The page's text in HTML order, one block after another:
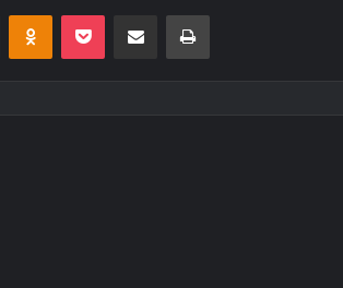
VKontakteOdnoklassniki
Pocket E-Posta ile paylaş Yazdır